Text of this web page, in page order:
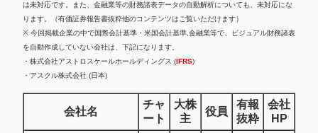
は未対応です。また、金融業等の財務諸表データの自動解析についても、未対応にな
ります。（有価証券報告書抜粋他のコンテンツはご覧いただけます）
※ 今回掲載企業の中で国際会計基準・米国会計基準,金融業等で、ビジュアル財務諸表
を自動作成していない会社は、下記になります。
・株式会社アストロスケールホールディングス (IFRS)
・アスクル株式会社 (日本)
会社名
チャ
ート
大株
主
役員
有報
抜粋
会社
HP